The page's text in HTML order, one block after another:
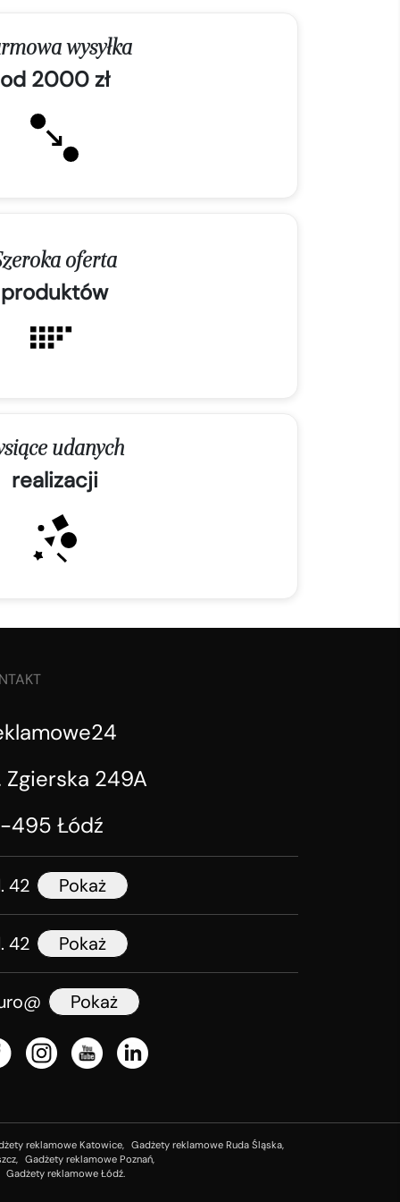
wysyłka
od 2000 zł
oferta
produktów
udanych
realizacji
Zgierska 249A
495 Łódź
42 Pokaż
42 Pokaż
Pokaż
reklamowe Katowice, Gadżety reklamowe Ruda Śląska,
Gadżety reklamowe Poznań,
Gadżety reklamowe Łódź.